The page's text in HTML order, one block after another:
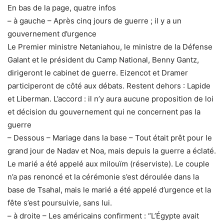
En bas de la page, quatre infos
– à gauche – Après cinq jours de guerre ; il y a un
gouvernement d’urgence
Le Premier ministre Netaniahou, le ministre de la Défense
Galant et le président du Camp National, Benny Gantz,
dirigeront le cabinet de guerre. Eizencot et Dramer
participeront de côté aux débats. Restent dehors : Lapide
et Liberman. L’accord : il n’y aura aucune proposition de loi
et décision du gouvernement qui ne concernent pas la
guerre
– Dessous – Mariage dans la base – Tout était prêt pour le
grand jour de Nadav et Noa, mais depuis la guerre a éclaté.
Le marié a été appelé aux milouïm (réserviste). Le couple
n’a pas renoncé et la cérémonie s’est déroulée dans la
base de Tsahal, mais le marié a été appelé d’urgence et la
fête s’est poursuivie, sans lui.
– à droite – Les américains confirment : “L’Égypte avait